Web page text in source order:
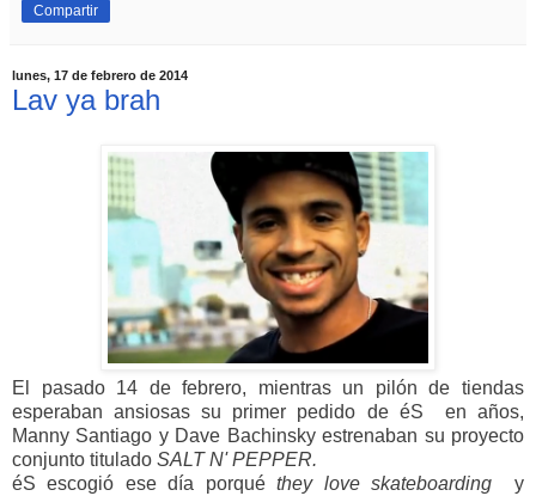
Compartir
lunes, 17 de febrero de 2014
Lav ya brah
El pasado 14 de febrero, mientras un pilón de tiendas
esperaban ansiosas su primer pedido de éS en años,
Manny Santiago y Dave Bachinsky estrenaban su proyecto
conjunto titulado SALT N' PEPPER.
éS escogió ese día porquéthey love skateboarding
y